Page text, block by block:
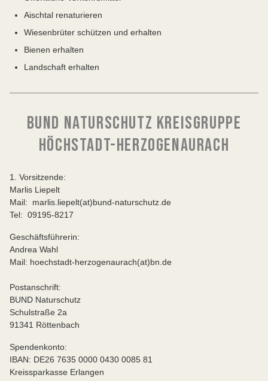
Aischtal renaturieren
Wiesenbrüter schützen und erhalten
Bienen erhalten
Landschaft erhalten
BUND NATURSCHUTZ KREISGRUPPE
HÖCHSTADT-HERZOGENAURACH
1. Vorsitzende:
Marlis Liepelt
Mail: marlis.liepelt(at)bund-naturschutz.de
Tel: 09195-8217
Geschäftsführerin:
Andrea Wahl
Mail: hoechstadt-herzogenaurach(at)bn.de
Postanschrift:
BUND Naturschutz
Schulstraße 2a
91341 Röttenbach
Spendenkonto:
IBAN: DE26 7635 0000 0430 0085 81
Kreissparkasse Erlangen